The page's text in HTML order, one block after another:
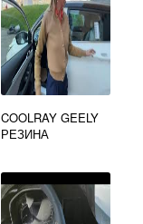
COOLRAY GEELY
РЕЗИНА